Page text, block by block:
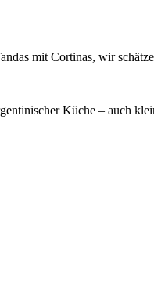
mit Cortinas, wir
Küche – auch